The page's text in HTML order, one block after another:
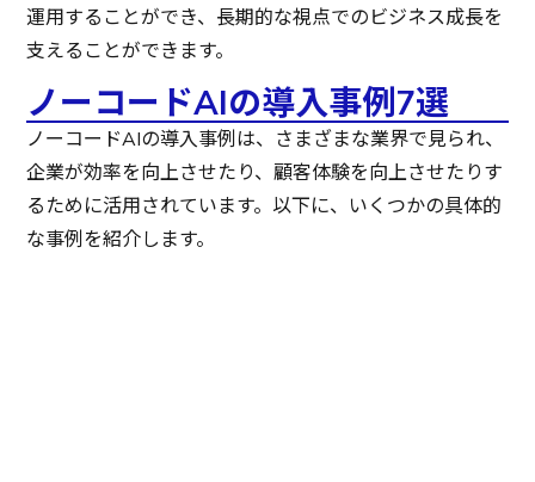
運用することができ、長期的な視点でのビジネス成長を
支えることができます。
ノーコードAIの導入事例7選
ノーコードAIの導入事例は、さまざまな業界で見られ、
企業が効率を向上させたり、顧客体験を向上させたりす
るために活用されています。以下に、いくつかの具体的
な事例を紹介します。